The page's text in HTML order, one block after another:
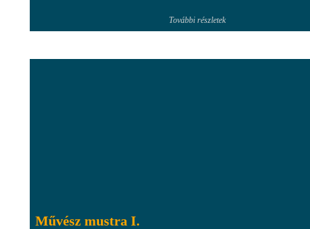
További részletek
Művész mustra I.